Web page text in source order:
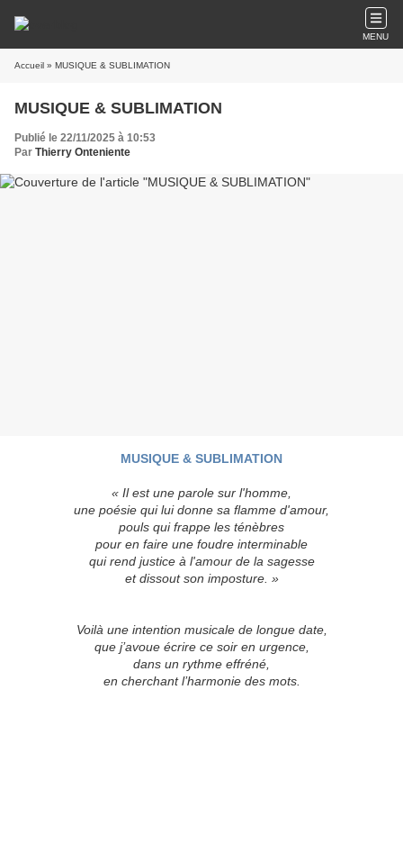
MENU
Accueil » MUSIQUE & SUBLIMATION
MUSIQUE & SUBLIMATION
Publié le 22/11/2025 à 10:53
Par Thierry Onteniente
MUSIQUE & SUBLIMATION
« Il est une parole sur l'homme,
une poésie qui lui donne sa flamme d'amour,
pouls qui frappe les ténèbres
pour en faire une foudre interminable
qui rend justice à l'amour de la sagesse
et dissout son imposture. »
Voilà une intention musicale de longue date,
que j’avoue écrire ce soir en urgence,
dans un rythme effréné,
en cherchant l’harmonie des mots.